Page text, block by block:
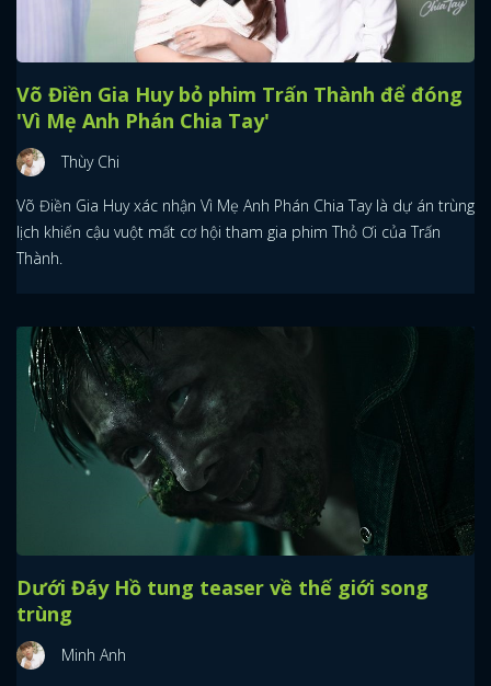
Võ Điền Gia Huy bỏ phim Trấn Thành để đóng
'Vì Mẹ Anh Phán Chia Tay'
Thùy Chi
Võ Điền Gia Huy xác nhận Vì Mẹ Anh Phán Chia Tay là dự án trùng
lịch khiến cậu vuột mất cơ hội tham gia phim Thỏ Ơi của Trấn
Thành.
Dưới Đáy Hồ tung teaser về thế giới song
trùng
Minh Anh